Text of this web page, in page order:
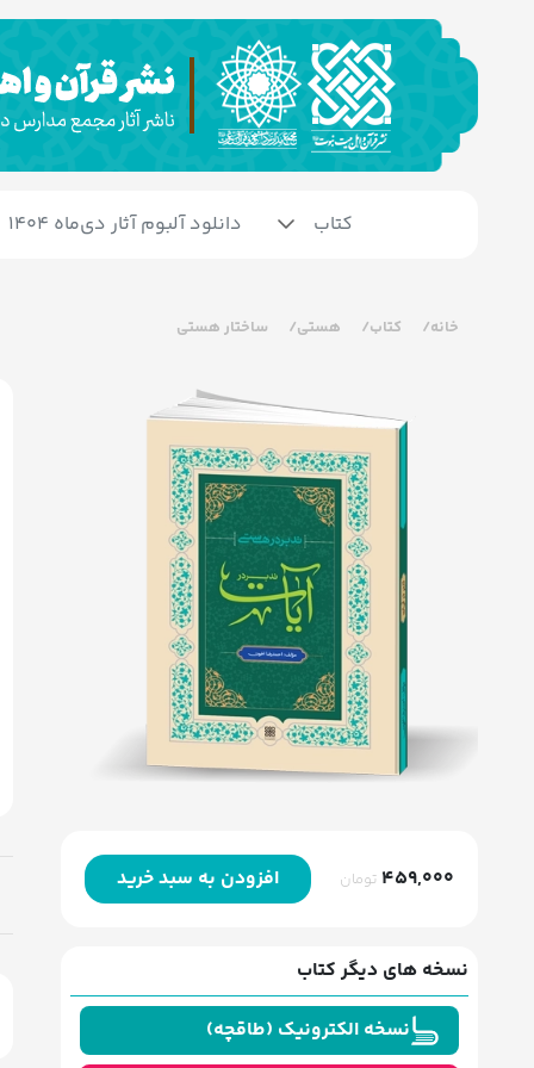
کتاب دانلود آلبوم آثار دی‌ماه 1404
خانه کتاب هستی ساختار هستی
459,000 تومان افزودن به سبد خرید
نسخه های دیگر کتاب
نسخه الکترونیک (طاقچه)